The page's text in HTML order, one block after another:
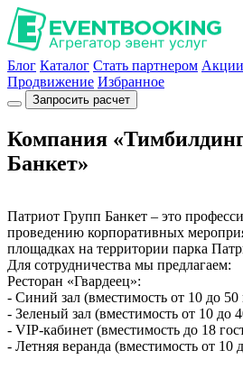
Блог Каталог Стать партнером Акции
Продвижение Избранное
Запросить расчет
Компания
Банкет»
Патриот Групп Банкет – это
проведению корпоративных
площадках на территории парка
Для сотрудничества мы предлагаем:
Ресторан «Гвардеец»:
- Синий зал (вместимость от 10 до 50
- Зеленый зал (вместимость от 10 до
- VIP-кабинет (вместимость до 18
- Летняя веранда (вместимость от 10